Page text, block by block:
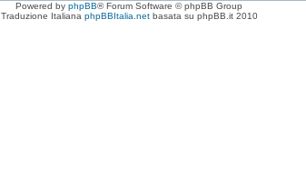
Powered by phpBB® Forum Software © phpBB Group
Traduzione Italiana phpBBItalia.netbasata su phpBB.it 2010